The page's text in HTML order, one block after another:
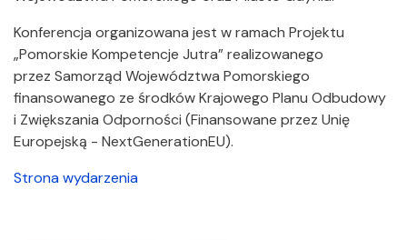
Konferencja organizowana jest w ramach Projektu
„Pomorskie Kompetencje Jutra” realizowanego
przez Samorząd Województwa Pomorskiego
finansowanego ze środków Krajowego Planu Odbudowy
i Zwiększania Odporności (Finansowane przez Unię
Europejską - NextGenerationEU).
Strona wydarzenia